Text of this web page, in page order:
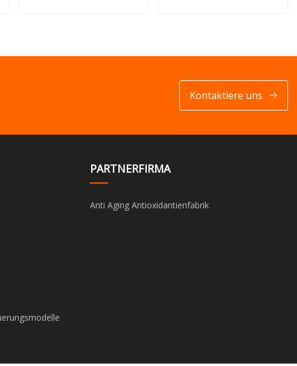
Kontaktiere uns
PARTNERFIRMA
Anti Aging Antioxidantienfabrik